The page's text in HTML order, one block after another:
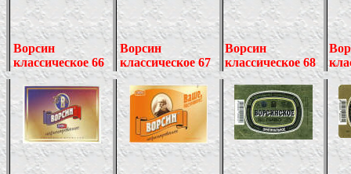
Ворсин
классическое 66
Ворсин
классическое 67
Ворсин
классическое 68